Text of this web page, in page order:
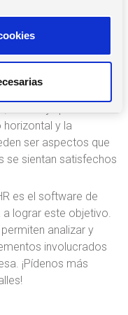
los distintos
permanecer en la
plan de carrera, el
y la
ser aspectos que
se sientan satisfechos
es el software de
a lograr este objetivo.
analizar y
involucrados
¡Pídenos más